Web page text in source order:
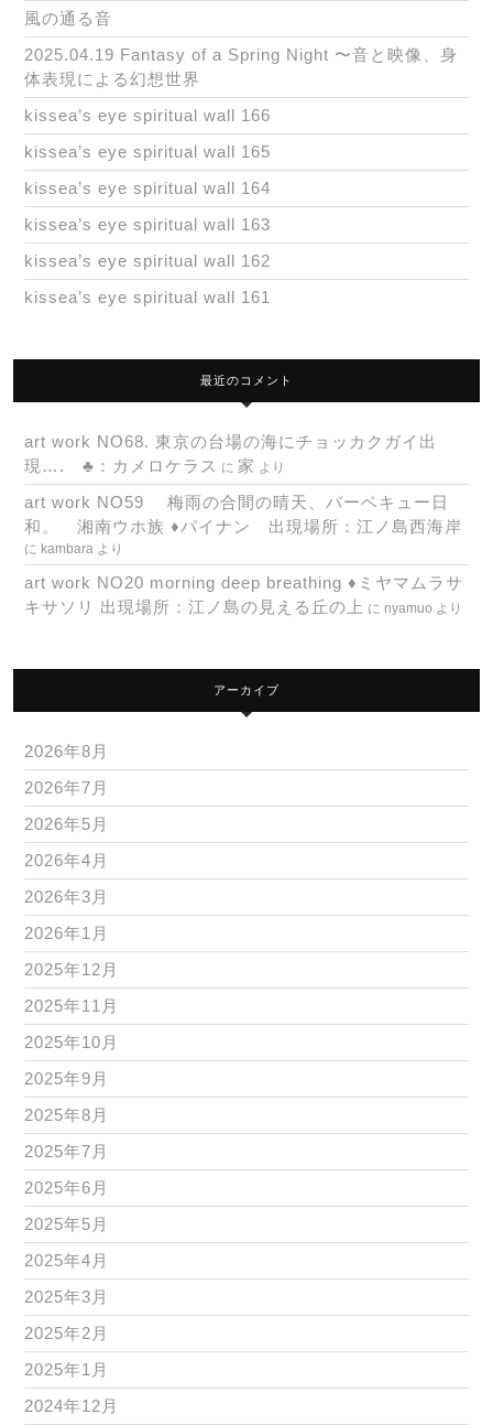
風の通る音
2025.04.19 Fantasy of a Spring Night 〜音と映像、身
体表現による幻想世界
kissea’s eye spiritual wall 166
kissea’s eye spiritual wall 165
kissea’s eye spiritual wall 164
kissea’s eye spiritual wall 163
kissea’s eye spiritual wall 162
kissea’s eye spiritual wall 161
最近のコメント
art work NO68. 東京の台場の海にチョッカクガイ出
現…. ♣：カメロケラス に 家 より
art work NO59 梅雨の合間の晴天、バーベキュー日
和。 湘南ウホ族 ♦パイナン 出現場所：江ノ島西海岸
に kambara より
art work NO20 morning deep breathing ♦ミヤマムラサ
キサソリ 出現場所：江ノ島の見える丘の上 に nyamuo より
アーカイブ
2026年8月
2026年7月
2026年5月
2026年4月
2026年3月
2026年1月
2025年12月
2025年11月
2025年10月
2025年9月
2025年8月
2025年7月
2025年6月
2025年5月
2025年4月
2025年3月
2025年2月
2025年1月
2024年12月